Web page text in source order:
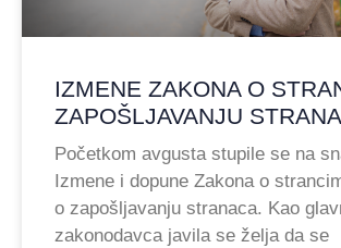
IZMENE ZAKONA O
ZAPOŠLJAVANJU
Početkom avgusta stupile se na
Izmene i dopune Zakona o
o zapošljavanju stranaca. Kao
zakonodavca javila se želja da se